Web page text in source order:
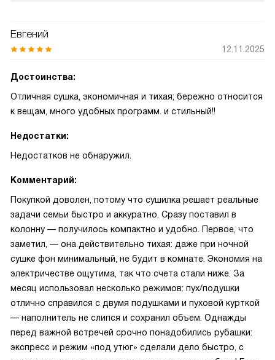
Евгений
12.11.2025
Достоинства:
Отличная сушка, экономичная и тихая; бережно относится
к вещам, много удобных программ. и стильный!!
Недостатки:
Недостатков не обнаружил.
Комментарий:
Покупкой доволен, потому что сушилка решает реальные
задачи семьи быстро и аккуратно. Сразу поставил в
колонну — получилось компактно и удобно. Первое, что
заметил, — она действительно тихая: даже при ночной
сушке фон минимальный, не будит в комнате. Экономия на
электричестве ощутима, так что счета стали ниже. За
месяц использовал несколько режимов: пух/подушки
отлично справился с двумя подушками и пуховой курткой
— наполнитель не слипся и сохранил объем. Однажды
перед важной встречей срочно понадобились рубашки:
экспресс и режим «под утюг» сделали дело быстро, с